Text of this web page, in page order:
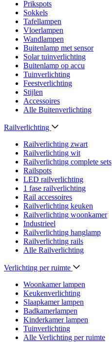
Prikspots
Sokkels
Tafellampen
Vloerlampen
Wandlampen
Buitenlamp met sensor
Solar tuinverlichting
Buitenlamp op accu
Tuinverlichting
Feestverlichting
Stijlen
Accessoires
Alle Buitenverlichting
Railverlichting
Railverlichting zwart
Railverlichting wit
Railverlichting complete sets
Railspots
LED railverlichting
1 fase railverlichting
Rail accessoires
Railverlichting keuken
Railverlichting woonkamer
Industrieel
Railverlichting hanglamp
Railverlichting rails
Alle Railverlichting
Verlichting per ruimte
Woonkamer lampen
Keukenverlichting
Slaapkamer lampen
Badkamerlampen
Kinderkamer lampen
Tuinverlichting
Alle Verlichting per ruimte